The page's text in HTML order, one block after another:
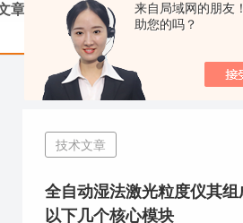
来自局域网的朋友
助您的吗？
章
技术文章
全自动湿法激光粒度仪其
以下几个核心模块